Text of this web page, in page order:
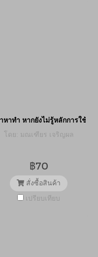
องและการพัฒนาเมืองเชิงมหภ
หาทำ หากยังไม่รู้หลักการใช้จ่า
โดย: มณเฑียร เจริญผล
฿70
สั่งซื้อสินค้า
เปรียบเทียบ